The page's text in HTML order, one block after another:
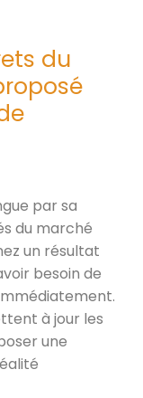
du
par sa
du marché
un résultat
besoin de
à jour les
une